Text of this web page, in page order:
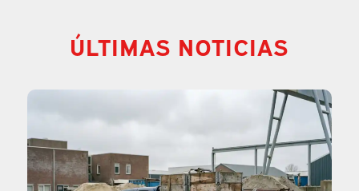
ÚLTIMAS NOTICIAS